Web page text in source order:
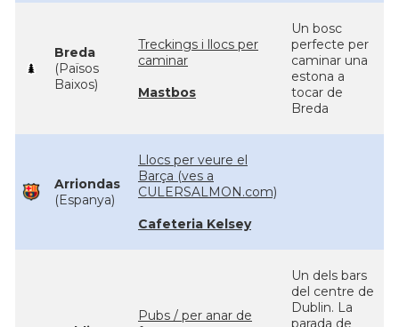
Breda
(Països
Baixos)
Treckings i llocs per
caminar
Mastbos
Un bosc
perfecte per
caminar una
estona a
tocar de
Breda
Arriondas
(Espanya)
Llocs per veure el
Barça (ves a
CULERSALMON.com)
Cafeteria Kelsey
Pubs / per anar de
Un dels bars
del centre de
Dublin. La
parada de